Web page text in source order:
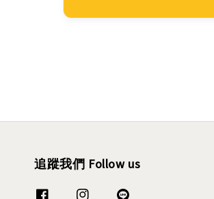
追蹤我們 Follow us